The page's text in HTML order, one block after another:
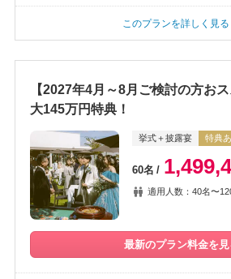
このプランを詳しく見る
【2027年4月～8月ご検討の方お
大145万円特典！
挙式＋披露宴 特典
60名
適用人数：40名〜
最新のプラン料金を見